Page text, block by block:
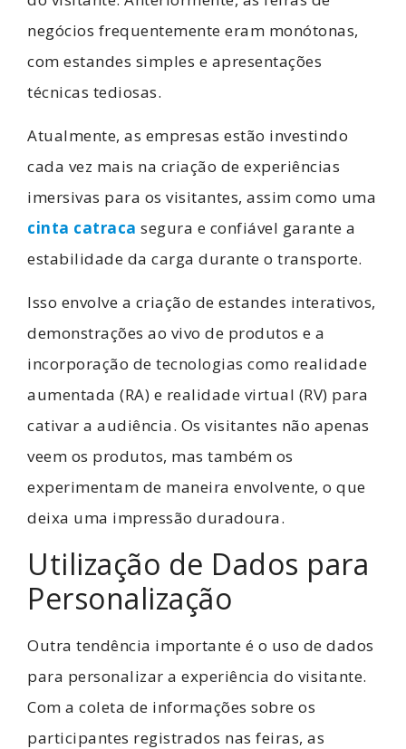
negócios frequentemente eram monótonas,
com estandes simples e apresentações
técnicas tediosas.
Atualmente, as empresas estão investindo
cada vez mais na criação de experiências
imersivas para os visitantes, assim como uma
cinta catraca segura e confiável garante a
estabilidade da carga durante o transporte.
Isso envolve a criação de estandes interativos,
demonstrações ao vivo de produtos e a
incorporação de tecnologias como realidade
aumentada (RA) e realidade virtual (RV) para
cativar a audiência. Os visitantes não apenas
veem os produtos, mas também os
experimentam de maneira envolvente, o que
deixa uma impressão duradoura.
Utilização de Dados para
Personalização
Outra tendência importante é o uso de dados
para personalizar a experiência do visitante.
Com a coleta de informações sobre os
participantes registrados nas feiras, as